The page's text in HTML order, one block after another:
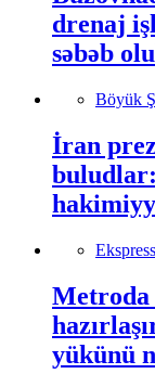
drenaj
səbəb
Böyük
İran
Metroda
yükünü